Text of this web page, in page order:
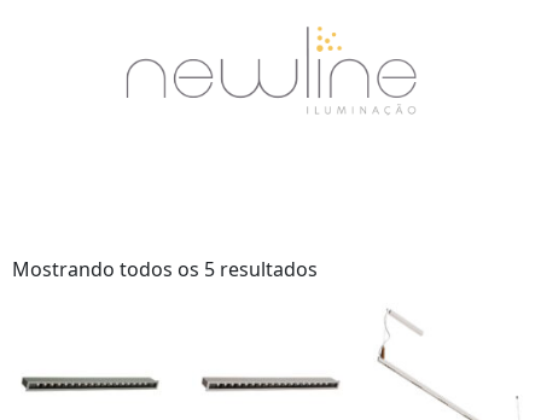
Mostrando todos os 5 resultados